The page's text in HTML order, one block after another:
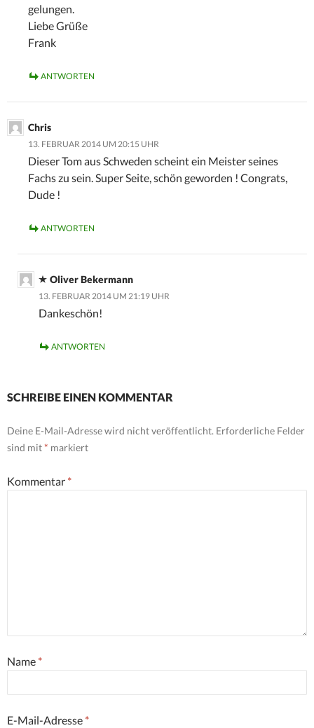
gelungen.
Liebe Grüße
Frank
ANTWORTEN
Chris
13. FEBRUAR 2014 UM 20:15 UHR
Dieser Tom aus Schweden scheint ein Meister seines
Fachs zu sein. Super Seite, schön geworden ! Congrats,
Dude !
ANTWORTEN
Oliver Bekermann
13. FEBRUAR 2014 UM 21:19 UHR
Dankeschön!
ANTWORTEN
SCHREIBE EINEN KOMMENTAR
Deine E-Mail-Adresse wird nicht veröffentlicht. Erforderliche Felder
sind mit* markiert
Kommentar *
Name *
E-Mail-Adresse *